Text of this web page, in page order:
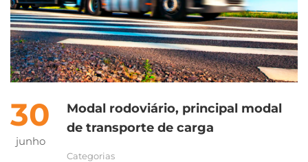
30
junho
Modal rodoviário, principal modal
de transporte de carga
Categorias